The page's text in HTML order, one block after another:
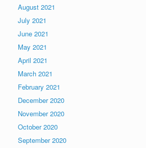
August 2021
July 2021
June 2021
May 2021
April 2021
March 2021
February 2021
December 2020
November 2020
October 2020
September 2020